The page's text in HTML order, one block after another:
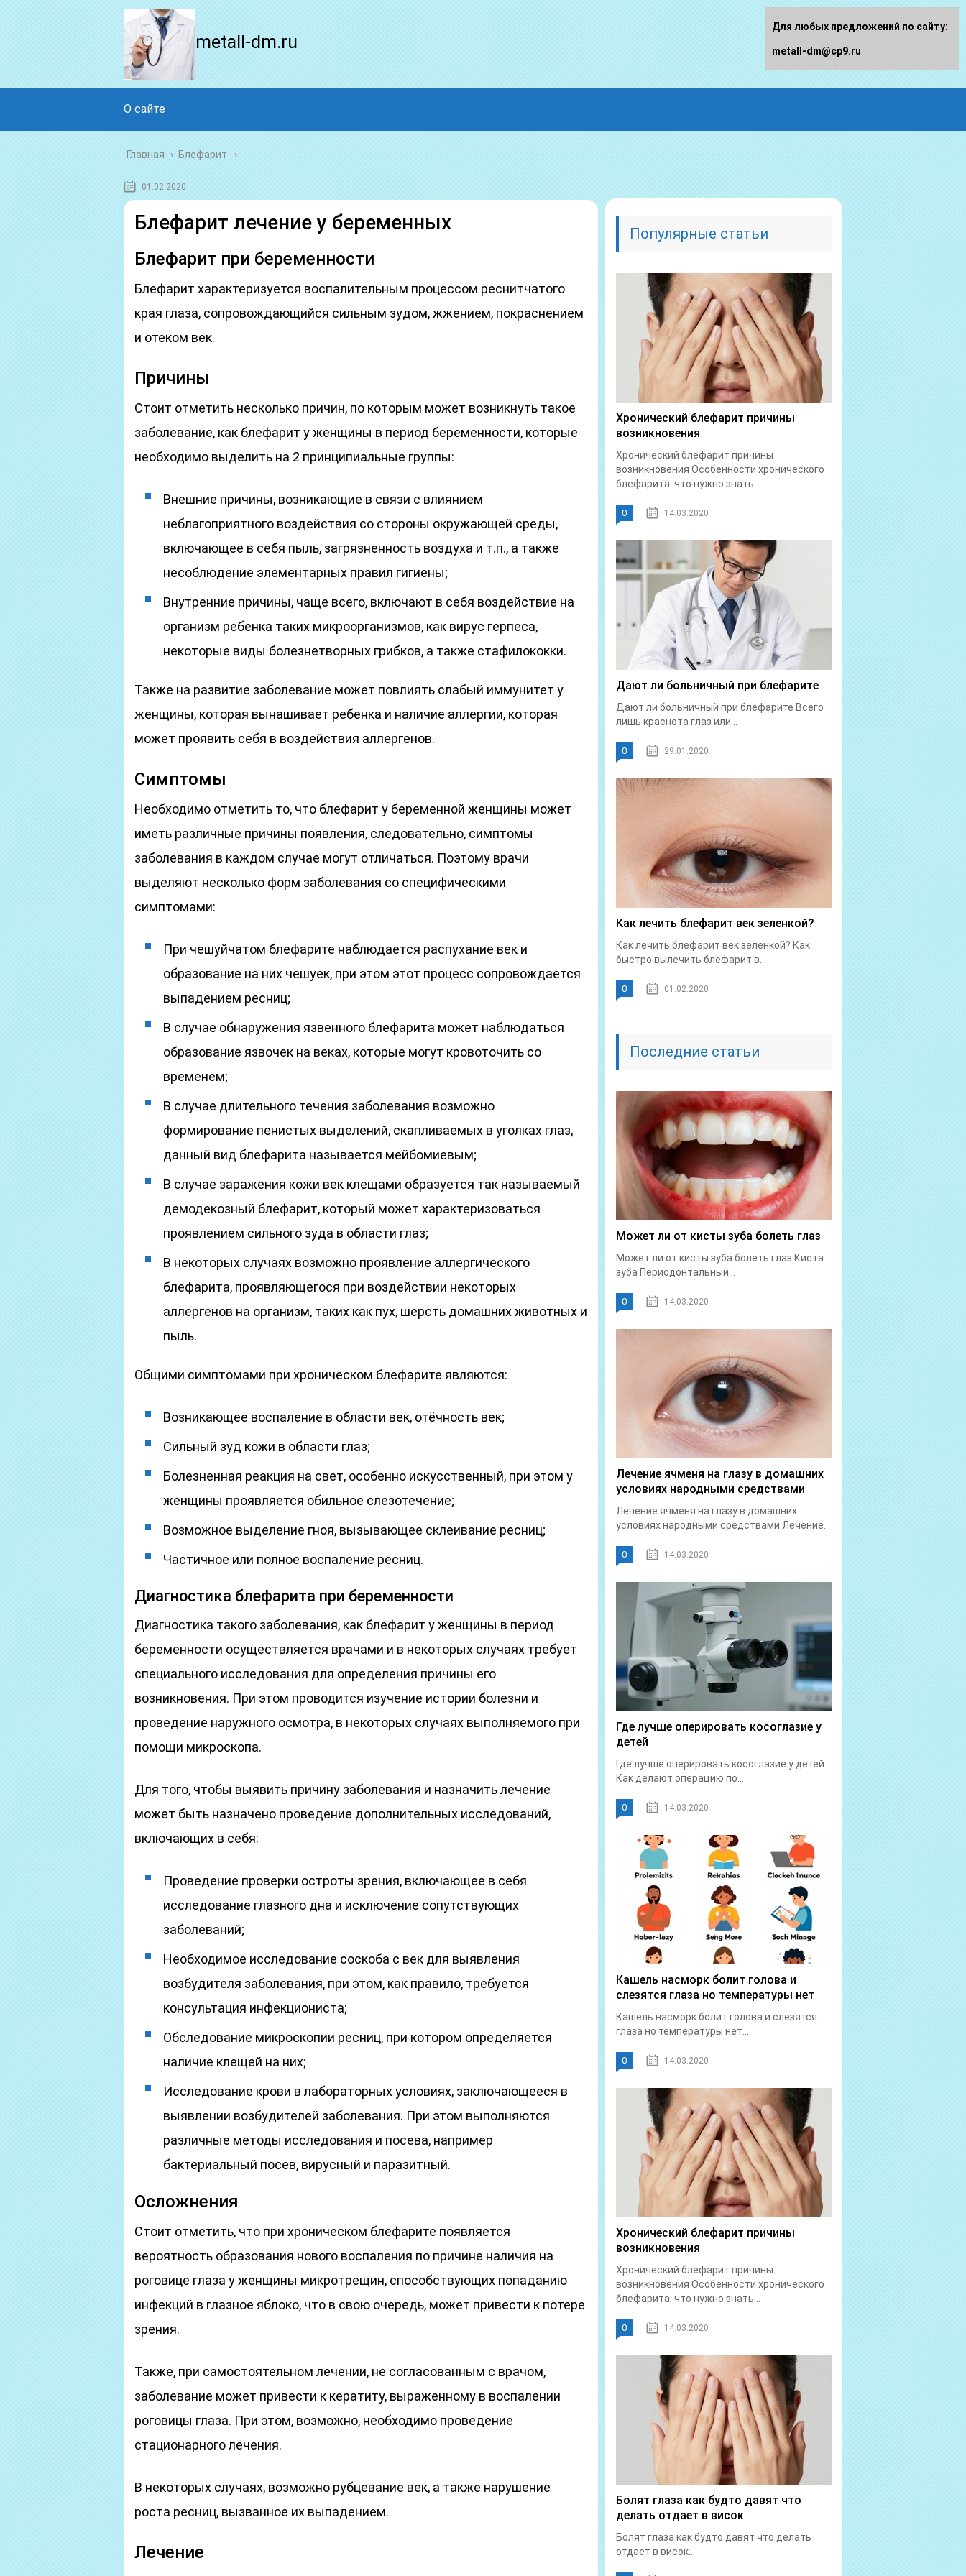
metall-dm.ru
О сайте
Главная › Блефарит
01.02.2020
Блефарит лечение у беременных
Блефарит при беременности
Блефарит характеризуется воспалительным процессом реснитчатого
края глаза, сопровождающийся сильным зудом, жжением, покраснением
и отеком век.
Причины
Стоит отметить несколько причин, по которым может возникнуть такое
заболевание, как блефарит у женщины в период беременности, которые
необходимо выделить на 2 принципиальные группы:
Внешние причины, возникающие в связи с влиянием
неблагоприятного воздействия со стороны окружающей среды,
включающее в себя пыль, загрязненность воздуха и т.п., а также
несоблюдение элементарных правил гигиены;
Внутренние причины, чаще всего, включают в себя воздействие на
организм ребенка таких микроорганизмов, как вирус герпеса,
некоторые виды болезнетворных грибков, а также стафилококки.
Также на развитие заболевание может повлиять слабый иммунитет у
женщины, которая вынашивает ребенка и наличие аллергии, которая
может проявить себя в воздействия аллергенов.
Симптомы
Необходимо отметить то, что блефарит у беременной женщины может
иметь различные причины появления, следовательно, симптомы
заболевания в каждом случае могут отличаться. Поэтому врачи
выделяют несколько форм заболевания со специфическими
симптомами:
При чешуйчатом блефарите наблюдается распухание век и
образование на них чешуек, при этом этот процесс сопровождается
выпадением ресниц;
В случае обнаружения язвенного блефарита может наблюдаться
образование язвочек на веках, которые могут кровоточить со
временем;
В случае длительного течения заболевания возможно
формирование пенистых выделений, скапливаемых в уголках глаз,
данный вид блефарита называется мейбомиевым;
В случае заражения кожи век клещами образуется так называемый
демодекозный блефарит, который может характеризоваться
проявлением сильного зуда в области глаз;
В некоторых случаях возможно проявление аллергического
блефарита, проявляющегося при воздействии некоторых
аллергенов на организм, таких как пух, шерсть домашних животных и
пыль.
Общими симптомами при хроническом блефарите являются:
Возникающее воспаление в области век, отёчность век;
Сильный зуд кожи в области глаз;
Болезненная реакция на свет, особенно искусственный, при этом у
женщины проявляется обильное слезотечение;
Возможное выделение гноя, вызывающее склеивание ресниц;
Частичное или полное воспаление ресниц.
Диагностика блефарита при беременности
Диагностика такого заболевания, как блефарит у женщины в период
беременности осуществляется врачами и в некоторых случаях требует
специального исследования для определения причины его
возникновения. При этом проводится изучение истории болезни и
проведение наружного осмотра, в некоторых случаях выполняемого при
помощи микроскопа.
Для того, чтобы выявить причину заболевания и назначить лечение
может быть назначено проведение дополнительных исследований,
включающих в себя:
Проведение проверки остроты зрения, включающее в себя
исследование глазного дна и исключение сопутствующих
заболеваний;
Необходимое исследование соскоба с век для выявления
возбудителя заболевания, при этом, как правило, требуется
консультация инфекциониста;
Обследование микроскопии ресниц, при котором определяется
наличие клещей на них;
Исследование крови в лабораторных условиях, заключающееся в
выявлении возбудителей заболевания. При этом выполняются
различные методы исследования и посева, например
бактериальный посев, вирусный и паразитный.
Осложнения
Стоит отметить, что при хроническом блефарите появляется
вероятность образования нового воспаления по причине наличия на
роговице глаза у женщины микротрещин, способствующих попаданию
инфекций в глазное яблоко, что в свою очередь, может привести к потере
зрения.
Также, при самостоятельном лечении, не согласованным с врачом,
заболевание может привести к кератиту, выраженному в воспалении
роговицы глаза. При этом, возможно, необходимо проведение
стационарного лечения.
В некоторых случаях, возможно рубцевание век, а также нарушение
роста ресниц, вызванное их выпадением.
Лечение
Популярные статьи
Хронический блефарит причины
возникновения
Хронический блефарит причины
возникновения Особенности хронического
блефарита: что нужно знать...
0 14.03.2020
Дают ли больничный при блефарите
Дают ли больничный при блефарите Всего
лишь краснота глаз или...
0 29.01.2020
Как лечить блефарит век зеленкой?
Как лечить блефарит век зеленкой? Как
быстро вылечить блефарит в...
0 01.02.2020
Последние статьи
Может ли от кисты зуба болеть глаз
Может ли от кисты зуба болеть глаз Киста
зуба Периодонтальный...
0 14.03.2020
Лечение ячменя на глазу в домашних
условиях народными средствами
Лечение ячменя на глазу в домашних
условиях народными средствами Лечение...
0 14.03.2020
Где лучше оперировать косоглазие у
детей
Где лучше оперировать косоглазие у детей
Как делают операцию по...
0 14.03.2020
Кашель насморк болит голова и
слезятся глаза но температуры нет
Кашель насморк болит голова и слезятся
глаза но температуры нет...
0 14.03.2020
Хронический блефарит причины
возникновения
Хронический блефарит причины
возникновения Особенности хронического
блефарита: что нужно знать...
0 14.03.2020
Болят глаза как будто давят что
делать отдает в висок
Болят глаза как будто давят что делать
отдает в висок...
Для любых предложений по сайту:
metall-dm@cp9.ru